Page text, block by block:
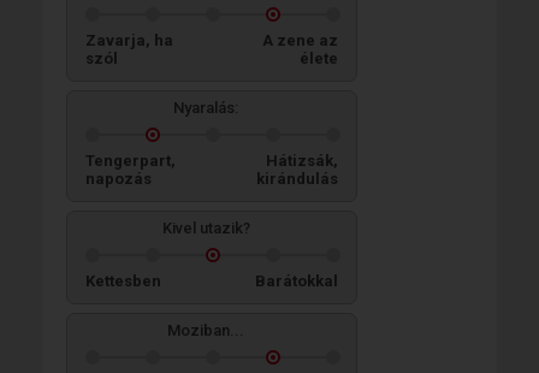
Zavarja, ha
szól
A zene az
élete
Nyaralás:
Tengerpart,
napozás
Hátizsák,
kirándulás
Kivel utazik?
Kettesben Barátokkal
Moziban...